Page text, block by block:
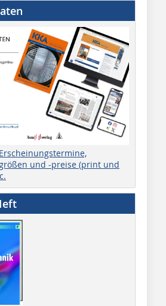
und -preise (print und